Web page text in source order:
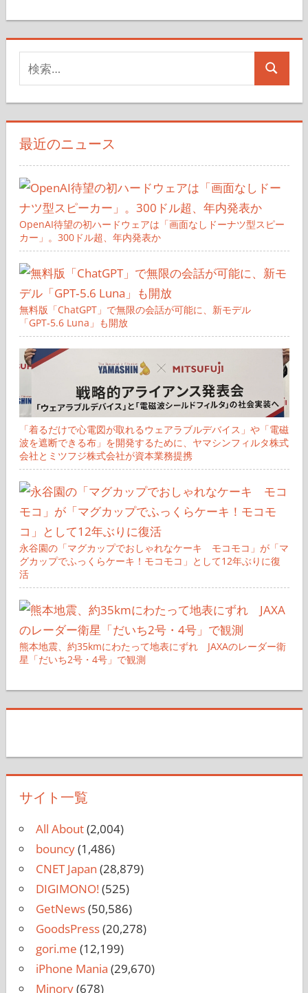
検
象:
OpenAI待望の初ハードウェアは「画面なしドーナツ型スピー
カー」。300ドル超、年内発表か
無料版「ChatGPT」で無限の会話が可能に、新モデル
「GPT‑5.6 Luna」も開放
「着るだけで心電図が取れるウェアラブルデバイス」や「電磁
波を遮断できる布」を開発するために、ヤマシンフィルタ株式
会社とミツフジ株式会社が資本業務提携
永谷園の「マグカップでおしゃれなケーキ モコモコ」が「マ
グカップでふっくらケーキ！モコモコ」として12年ぶりに復
活
熊本地震、約35kmにわたって地表にずれ JAXAのレーダー衛
All About(2,004)
bouncy(1,486)
CNET Japan(28,879)
DIGIMONO!(525)
GetNews(50,586)
GoodsPress (20,278)
gori.me(12,199)
iPhone Mania